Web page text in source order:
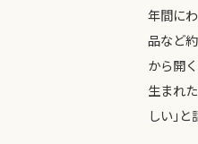
年間に
品など
から開
生まれ
しい｣